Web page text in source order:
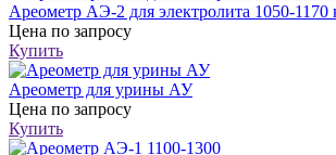
Ареометр АЭ-2 для электролита 1050-1170
Цена по запросу
Купить
Ареометр для урины АУ
Цена по запросу
Купить